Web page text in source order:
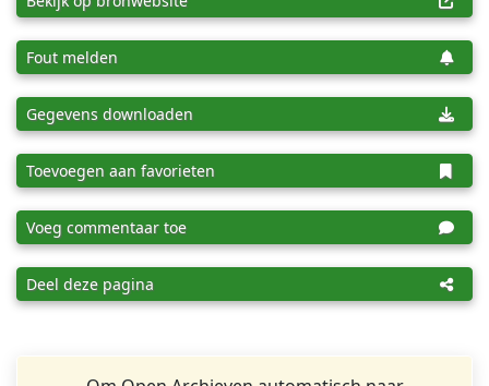
Fout melden
Gegevens downloaden
Toevoegen aan favorieten
Voeg commentaar toe
Deel deze pagina